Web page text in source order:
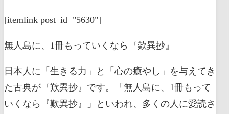
[itemlink post_id="5630"]
無人島に、1冊もっていくなら『歎異抄』
日本人に「生きる力」と「心の癒やし」を与えてき
た古典が『歎異抄』です。「無人島に、1冊もって
いくなら『歎異抄』」といわれ、多くの人に愛読さ